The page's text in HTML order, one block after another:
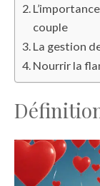
couple
La gestion
Nourrir la